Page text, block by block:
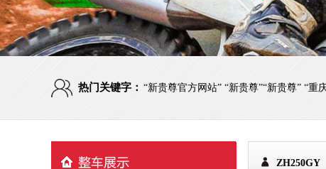
热门关键字： “新贵尊官方网站” “新贵尊”“新贵尊” “
ZH250GY